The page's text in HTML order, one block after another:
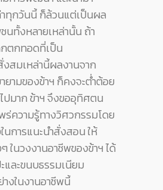
ทุกวันนี้ ก็ล้วนแต่เป็นผล
นทั้งหลายเหล่านั้น ถ้า
ตกทอดที่เป็น
สมเหล่านี้ผลงานจาก
ยามของข้าฯ ก็คงจะต่ำต้อย
มาก ข้าฯ จึงขออุทิศตน
ร่ความรู้ทางวิศวกรรมโดย
นการแนะนำสั่งสอน ให้
ในวงงานอาชีพของข้าฯ ได้
และขนบธรรมเนียม
งในงานอาชีพนี้